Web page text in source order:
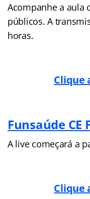
Acompanhe a aula
públicos. A
horas.
Clique
Funsaúde CE
A live começará a
Clique